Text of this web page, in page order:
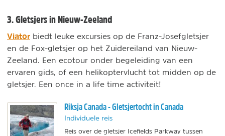
3. Gletsjers in Nieuw-Zeeland
Viator biedt leuke excursies op de Franz-Josefgletsjer
en de Fox-gletsjer op het Zuidereiland van Nieuw-
Zeeland. Een ecotour onder begeleiding van een
ervaren gids, of een helikoptervlucht tot midden op de
gletsjer. Een once in a life time activiteit!
Riksja Canada - Gletsjertocht in Canada
Individuele reis
Reis over de gletsjer Icefields Parkway tussen